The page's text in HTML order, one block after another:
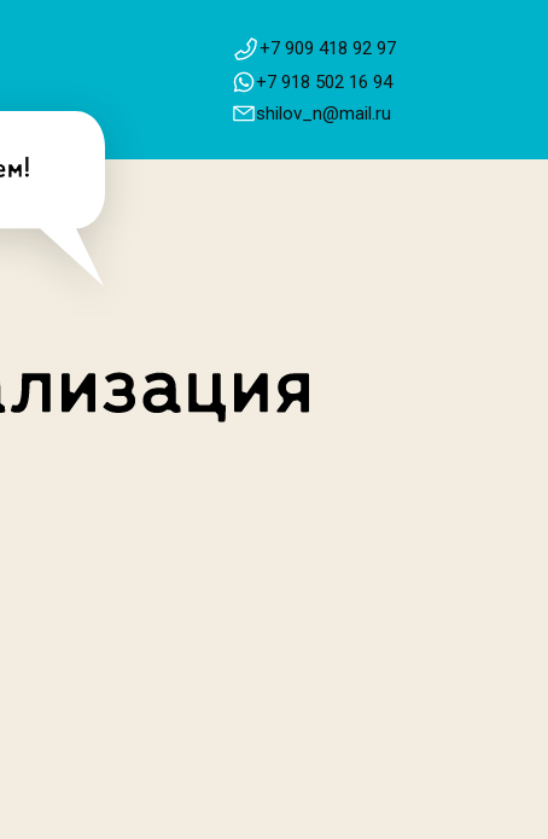
+7 909 418 92 97
+7 918 502 16 94
shilov_n@mail.ru